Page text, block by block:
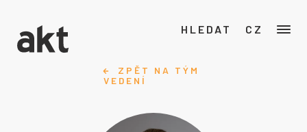
ZPĚT NA TÝM
VEDENÍ
HLEDAT CZ